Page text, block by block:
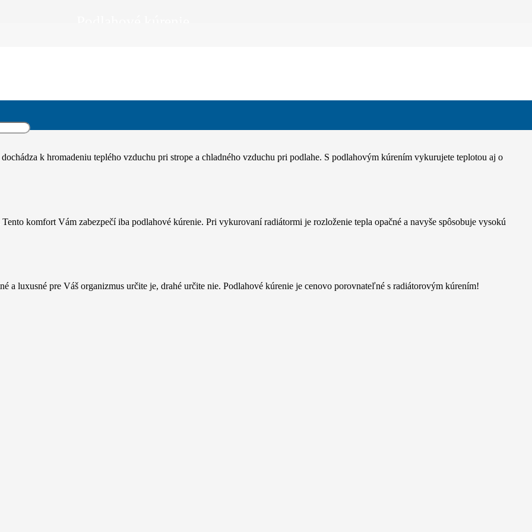
k hromadeniu teplého vzduchu pri strope a chladného vzduchu pri podlahe. S podlahovým kúrením vykurujete teplotou aj o
komfort Vám zabezpečí iba podlahové kúrenie. Pri vykurovaní radiátormi je rozloženie tepla opačné a navyše spôsobuje vysokú
a luxusné pre Váš organizmus určite je, drahé určite nie. Podlahové kúrenie je cenovo porovnateľné s radiátorovým kúrením!